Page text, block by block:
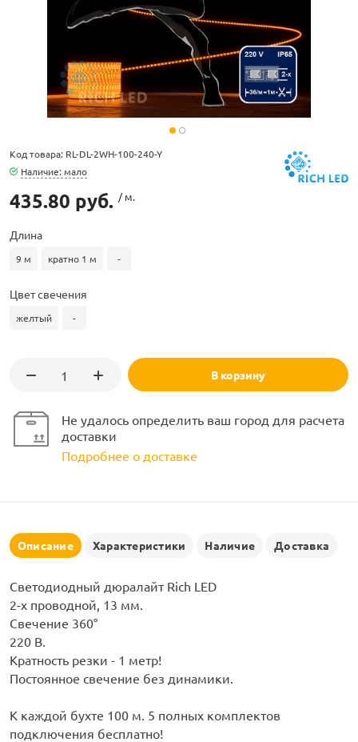
Код товара: RL-DL-2WH-100-240-Y
Наличие: мало
435.80 руб. / м.
Длина
9 м кратно 1 м -
Цвет свечения
желтый -
В корзину
Не удалось определить ваш город для расчета
доставки
Подробнее о доставке
Описание Характеристики Наличие Доставка
Светодиодный дюралайт Rich LED
2-х проводной, 13 мм.
Свечение 360°
220 В.
Кратность резки - 1 метр!
Постоянное свечение без динамики.
К каждой бухте 100 м. 5 полных комплектов
подключения бесплатно!